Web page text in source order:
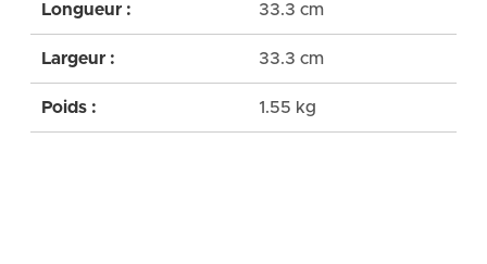
Longueur : 33.3 cm
Largeur : 33.3 cm
Poids : 1.55 kg